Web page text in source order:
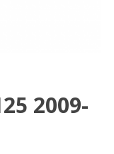
2009-